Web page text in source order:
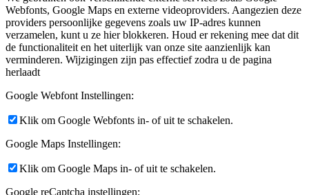
Webfonts, Google Maps en externe videoproviders. Aangezien deze
providers persoonlijke gegevens zoals uw IP-adres kunnen
verzamelen, kunt u ze hier blokkeren. Houd er rekening mee dat dit
de functionaliteit en het uiterlijk van onze site aanzienlijk kan
verminderen. Wijzigingen zijn pas effectief zodra u de pagina
herlaadt
Google Webfont Instellingen:
Klik om Google Webfonts in- of uit te schakelen.
Google Maps Instellingen:
Klik om Google Maps in- of uit te schakelen.
Google reCaptcha instellingen: